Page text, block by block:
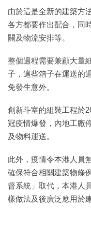
由於這是全新的建築方
各方都要作出配合，同
關及物流安排等。
整個過程需要兼顧大量
子，這些箱子在運送的
免發生意外。
創新斗室的組裝工程於
冠疫情爆發，內地工廠
及物料運送。
此外，疫情令本港人員
確保符合相關建築物條
督系統」取代，本港人
樣做法及後廣泛應用於